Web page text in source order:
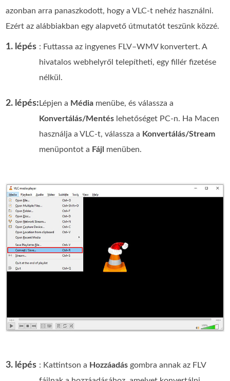
azonban arra panaszkodott, hogy a VLC-t nehéz használni.
Ezért az alábbiakban egy alapvető útmutatót teszünk közzé.
1. lépés : Futtassa az ingyenes FLV–WMV konvertert. A
hivatalos webhelyről telepítheti, egy fillér fizetése
nélkül.
2. lépés: Lépjen a Média menübe, és válassza a
Konvertálás/Mentés lehetőséget PC-n. Ha Macen
használja a VLC-t, válassza a Konvertálás/Stream
menüpontot a Fájl menüben.
3. lépés : Kattintson a Hozzáadás gombra annak az FLV